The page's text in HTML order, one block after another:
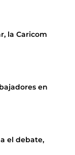
la Caricom
en
el debate,